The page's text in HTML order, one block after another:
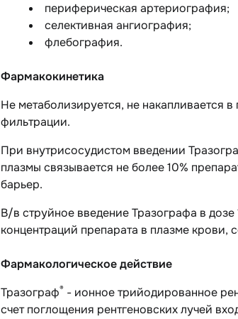
периферическая артериография;
селективная ангиография;
флебография.
Фармакокинетика
Не метаболизируется, не накапливается
фильтрации.
При внутрисосудистом введении
плазмы связывается не более 10%
барьер.
В/в струйное введение Тразографа в
концентраций препарата в плазме крови,
Фармакологическое действие
Тразограф® - ионное трийодированное
счет поглощения рентгеновских лучей